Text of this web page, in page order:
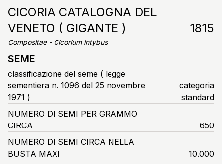
CICORIA CATALOGNA DEL
VENETO ( GIGANTE )
1815
Compositae - Cicorium intybus
SEME
classificazione del seme ( legge
sementiera n. 1096 del 25 novembre
1971 )
categoria
standard
NUMERO DI SEMI PER GRAMMO
CIRCA
650
NUMERO DI SEMI CIRCA NELLA
BUSTA MAXI
10.000